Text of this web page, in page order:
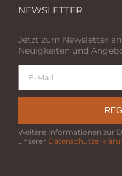
NEWSLETTER
Jetzt zum Newsletter
Neuigkeiten und
Weitere Informationen zur
unserer